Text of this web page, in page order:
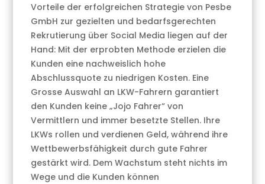
Vorteile der erfolgreichen Strategie von Pesbe
GmbH zur gezielten und bedarfsgerechten
Rekrutierung über Social Media liegen auf der
Hand: Mit der erprobten Methode erzielen die
Kunden eine nachweislich hohe
Abschlussquote zu niedrigen Kosten. Eine
Grosse Auswahl an LKW-Fahrern garantiert
den Kunden keine „Jojo Fahrer“ von
Vermittlern und immer besetzte Stellen. Ihre
LKWs rollen und verdienen Geld, während ihre
Wettbewerbsfähigkeit durch gute Fahrer
gestärkt wird. Dem Wachstum steht nichts im
Wege und die Kunden können